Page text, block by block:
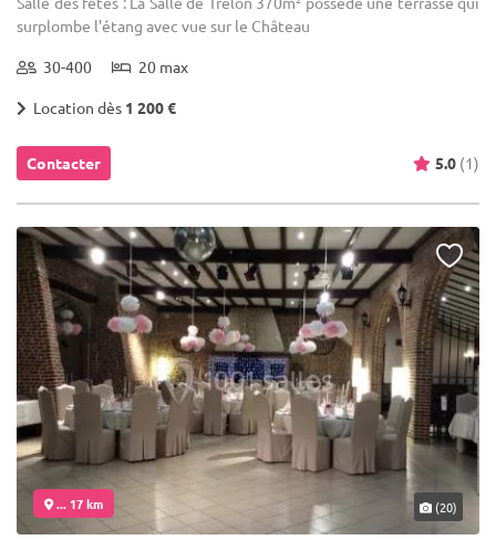
surplombe l'étang avec vue sur le Château
30-400 20 max
Location dès 1 200 €
Contacter 5.0 (1)
... 17 km (20)